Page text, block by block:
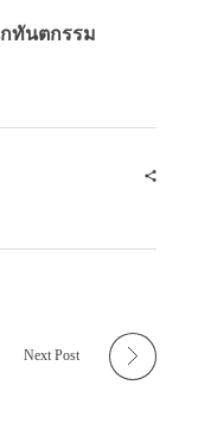
ทันตกรรม
Next Post